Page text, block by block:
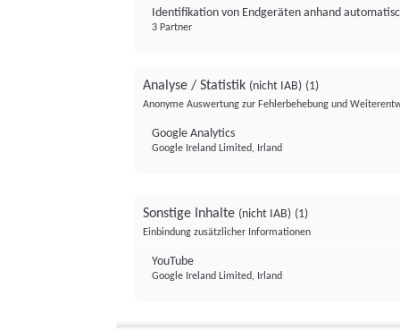
Identifikation von Endgeräten anhand
3 Partner
Analyse / Statistik (nicht IAB) (1)
Anonyme Auswertung zur Fehlerbehebung und
Google Analytics
Google Ireland Limited, Irland
Sonstige Inhalte (nicht IAB) (1)
Einbindung zusätzlicher Informationen
YouTube
Google Ireland Limited, Irland